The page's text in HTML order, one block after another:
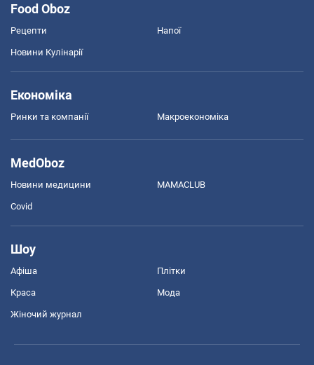
Food Oboz
Рецепти Напої
Новини Кулінарії
Економіка
Ринки та компанії Макроекономіка
MedOboz
Новини медицини MAMACLUB
Covid
Шоу
Афіша Плітки
Краса Мода
Жіночий журнал